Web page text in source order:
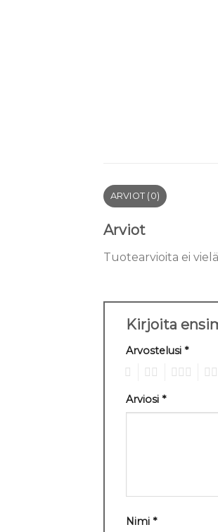
ARVIOT (0)
Arviot
Tuotearvioita ei
Kirjoita
Arvostelusi *
Arviosi *
Nimi *